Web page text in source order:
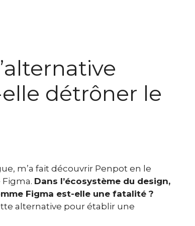
détrôner le
m’a fait découvrir Penpot en le
Dans l’écosystème du design,
Figma est-elle une fatalité ?
alternative pour établir une